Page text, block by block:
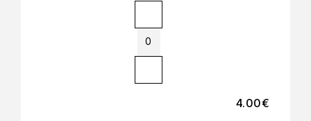
4.00€